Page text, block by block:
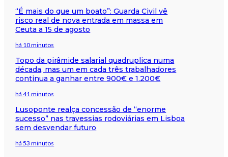
“É mais do que um boato”: Guarda Civil vê
risco real de nova entrada em massa em
Ceuta a 15 de agosto
há 10 minutos
Topo da pirâmide salarial quadruplica numa
década, mas um em cada três trabalhadores
continua a ganhar entre 900€ e 1.200€
há 41 minutos
Lusoponte realça concessão de “enorme
sucesso” nas travessias rodoviárias em Lisboa
sem desvendar futuro
há 53 minutos